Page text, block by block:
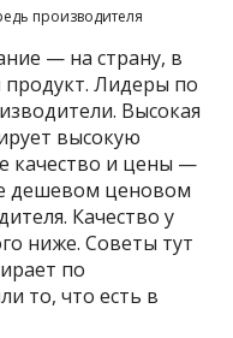
производителя
— на страну, в
Лидеры по
Высокая
высокую
качество и цены —
дешевом ценовом
Качество у
ниже. Советы тут
по
то, что есть в